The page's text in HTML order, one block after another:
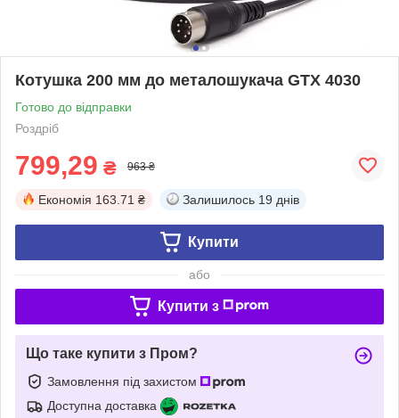
Котушка 200 мм до металошукача GTX 4030
Готово до відправки
Роздріб
799,29 ₴ 963 ₴
Економія 163.71 ₴ Залишилось 19 днів
Купити
або
Купити з
Що таке купити з Пром?
Замовлення під захистом
Доступна доставка